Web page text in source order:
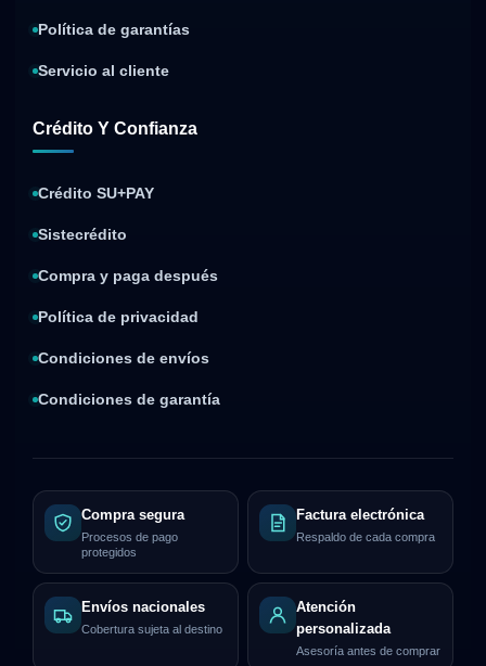
Política de garantías
Servicio al cliente
Crédito Y Confianza
Crédito SU+PAY
Sistecrédito
Compra y paga después
Política de privacidad
Condiciones de envíos
Condiciones de garantía
Compra segura
Procesos de pago
protegidos
Factura electrónica
Respaldo de cada compra
Envíos nacionales
Cobertura sujeta al destino
Atención
personalizada
Asesoría antes de comprar